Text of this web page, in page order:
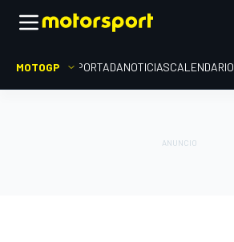
MOTOGP PORTADANOTICIASCALENDARIO